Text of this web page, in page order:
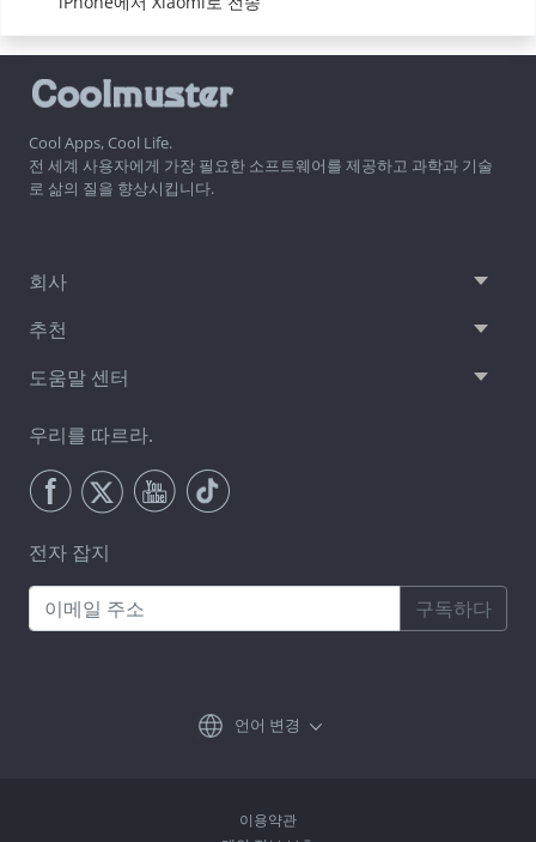
Cool Apps, Cool Life.
전 세계 사용자에게 가장 필요한 소프트웨어를 제공하고 과학과 기술
로 삶의 질을 향상시킵니다.
회사
추천
도움말 센터
우리를 따르라.
전자 잡지
구독하다
언어 변경
이용약관